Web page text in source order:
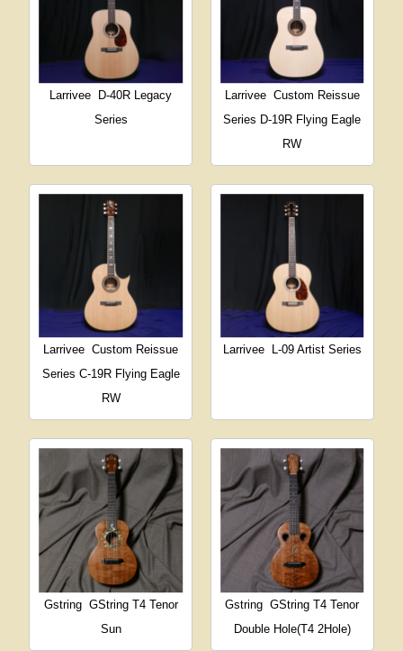
Larrivee
D-40R Legacy
Series
Larrivee Custom Reissue
Series D-19R Flying Eagle
RW
Larrivee Custom Reissue
Series C-19R Flying Eagle
RW
Larrivee L-09 Artist Series
Gstring GString T4 Tenor
Sun
Gstring GString T4 Tenor
Double Hole(T4 2Hole)